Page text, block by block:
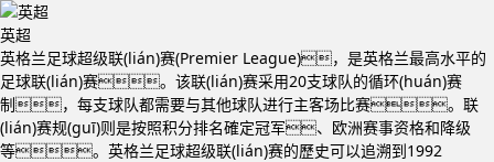
英超
英格兰足球超级联(lián)赛(Premier League)，是英格兰最高水平的
足球联(lián)赛。该联(lián)赛采用20支球队的循环(huán)赛
制，每支球队都需要与其他球队进行主客场比赛。联
(lián)赛规(guī)则是按照积分排名確定冠军、欧洲赛事资格和降级
等。英格兰足球超级联(lián)赛的歷史可以追溯到1992